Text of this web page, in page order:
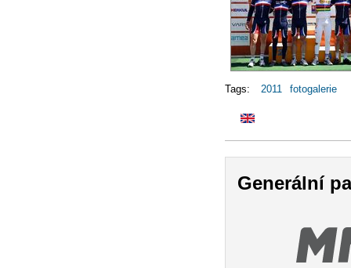
Tags: 2011 fotogalerie
Generální